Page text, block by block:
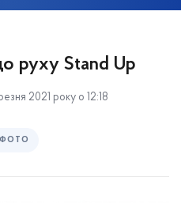
руху Stand Up
2021 року о 12:18
ФОТО